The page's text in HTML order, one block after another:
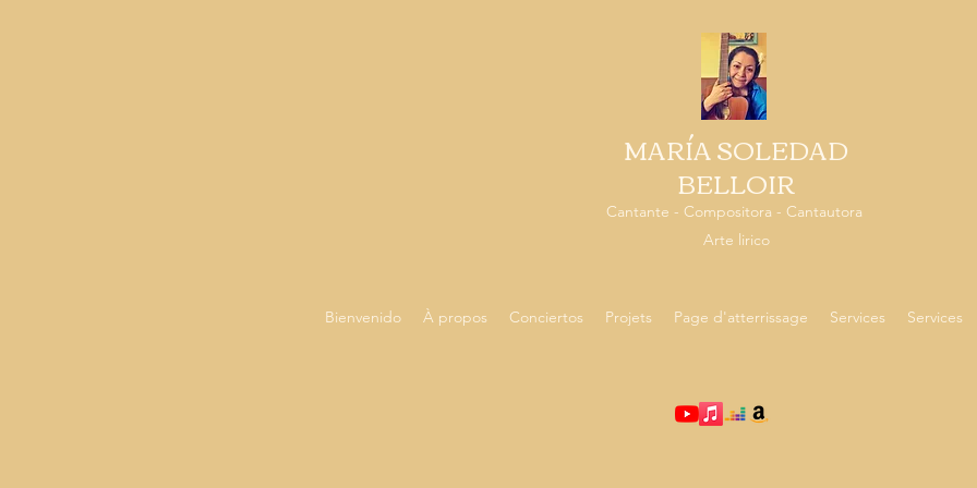
MARÍA SOLEDAD
BELLOIR
Cantante - Compositora - Cantautora
Arte lirico
Bienvenido À propos Conciertos Projets Page d'atterrissage Services Services